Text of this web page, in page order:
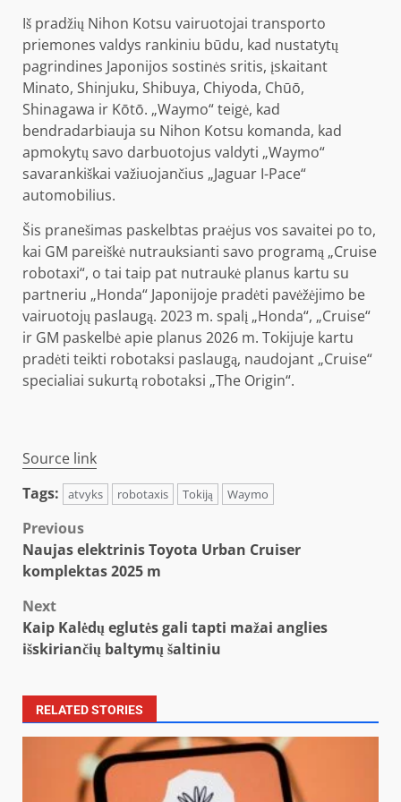
Iš pradžių Nihon Kotsu vairuotojai transporto
priemones valdys rankiniu būdu, kad nustatytų
pagrindines Japonijos sostinės sritis, įskaitant
Minato, Shinjuku, Shibuya, Chiyoda, Chūō,
Shinagawa ir Kōtō. „Waymo“ teigė, kad
bendradarbiauja su Nihon Kotsu komanda, kad
apmokytų savo darbuotojus valdyti „Waymo“
savarankiškai važiuojančius „Jaguar I-Pace“
automobilius.
Šis pranešimas paskelbtas praėjus vos savaitei po to,
kai GM pareiškė nutrauksianti savo programą „Cruise
robotaxi“, o tai taip pat nutraukė planus kartu su
partneriu „Honda“ Japonijoje pradėti pavėžėjimo be
vairuotojų paslaugą. 2023 m. spalį „Honda“, „Cruise“
ir GM paskelbė apie planus 2026 m. Tokijuje kartu
pradėti teikti robotaksi paslaugą, naudojant „Cruise“
specialiai sukurtą robotaksi „The Origin“.
Source link
Tags:
atvyks robotaxis Tokiją Waymo
Post
navigation
Previous
Naujas elektrinis Toyota Urban Cruiser
komplektas 2025 m
Next
Kaip Kalėdų eglutės gali tapti mažai anglies
išskiriančių baltymų šaltiniu
RELATED STORIES